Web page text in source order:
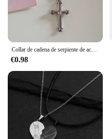
Collar de cadena de serpiente de acero inoxidable para niña, colgante de Bowknot de corazón Rosa Vintage Kpop, accesorios de joyería Rave estética gótica Y2k
€0.98